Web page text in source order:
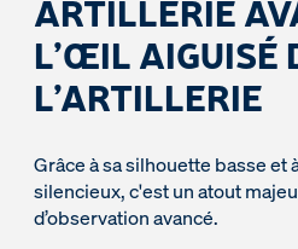
ARTILLERIE
L’ŒIL AIGUISÉ
L’ARTILLERIE
Grâce à sa silhouette basse et
silencieux, c'est un atout
d’observation avancé.